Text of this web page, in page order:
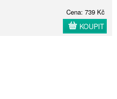
Cena: 739 Kč
KOUPIT